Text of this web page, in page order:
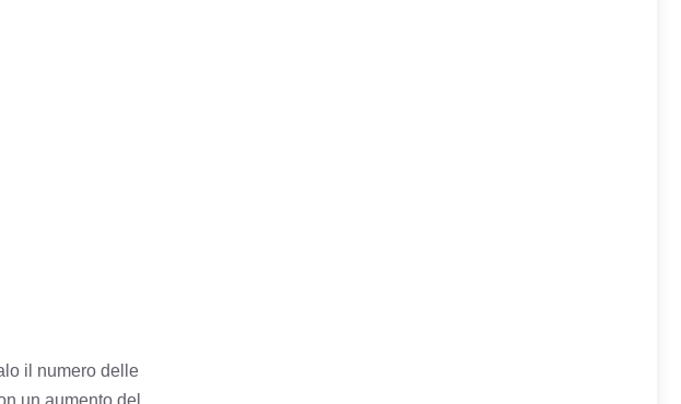
il numero delle
un aumento del